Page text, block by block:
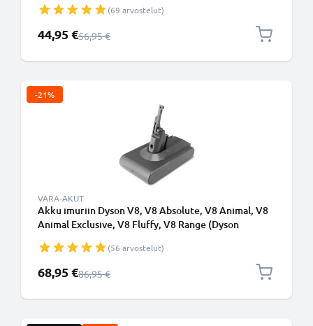
Tyyppi B - Ruuvikiinnitteinen akku
(69 arvostelut)
Erikoishinta
44,95 €Normaali hinta
56,95 €
-21%
VARA-AKUT
Akku imuriin Dyson V8, V8 Absolute, V8 Animal, V8
Animal Exclusive, V8 Fluffy, V8 Range (Dyson
tuotemerkiltä CELLONIC
(56 arvostelut)
Erikoishinta
68,95 €Normaali hinta
86,95 €